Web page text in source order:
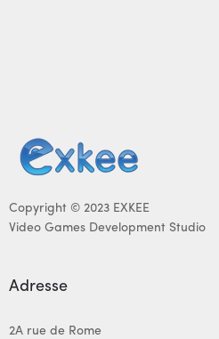
Copyright © 2023 EXKEE
Video Games Development Studio
Adresse
2A rue de Rome